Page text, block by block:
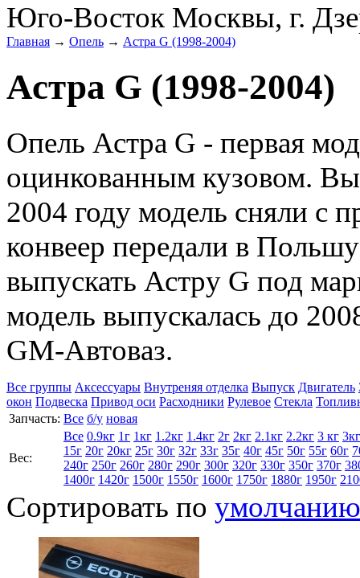
Юго-Восток Москвы, г.
Главная → Опель → Астра G (1998-2004)
Астра G (1998-2004)
Опель Астра G - первая
оцинкованным кузовом.
2004 году модель сняли с
конвеер передали в
выпускать Астру G под
модель выпускалась до
GM-Автоваз.
Все группы Аксессуары Внутреняя отделка Выпуск Двигатель
окон Подвеска Привод оси Расходники Рулевое Стекла
Запчасть: Все б/у новая
Вес:
Все 0.9кг 1г 1кг 1.2кг 1.4кг 2г 2кг 2.1кг 2.2кг 3 кг 3кг
15г 20г 20кг 25г 30г 32г 33г 35г 40г 45г 50г 55г 60г
240г 250г 260г 280г 290г 300г 320г 330г 350г 370г
1400г 1420г 1500г 1550г 1600г 1750г 1880г 1950г
Сортировать по умолчанию